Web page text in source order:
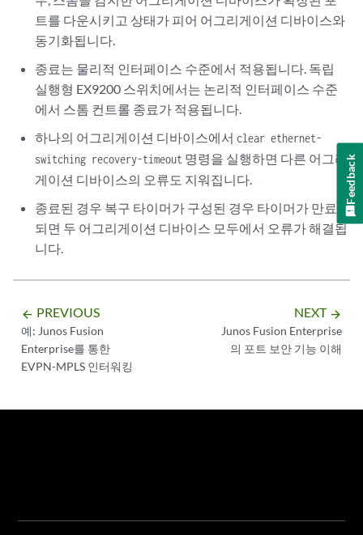
트를 다운시키고 상태가 피어 어그리게이션 디바이스와
동기화됩니다.
종료는 물리적 인터페이스 수준에서 적용됩니다. 독립
실행형 EX9200 스위치에서는 논리적 인터페이스 수준
에서 스톰 컨트롤 종료가 적용됩니다.
하나의 어그리게이션 디바이스에서 clear ethernet-
switching recovery-timeout 명령을 실행하면 다른 어그리
게이션 디바이스의 오류도 지워집니다.
종료된 경우 복구 타이머가 구성된 경우 타이머가 만료
되면 두 어그리게이션 디바이스 모두에서 오류가 해결됩
니다.
arrow_backward PREVIOUS
예: Junos Fusion
Enterprise를 통한
EVPN-MPLS 인터워킹
NEXT arrow_forward
Junos Fusion Enterprise
의 포트 보안 기능 이해
Feedback